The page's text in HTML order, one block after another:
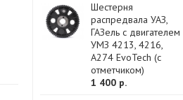
Шестерня
распредвала УАЗ,
ГАЗель с двигателем
УМЗ 4213, 4216,
А274 EvoTech (с
отметчиком)
1 400 р.